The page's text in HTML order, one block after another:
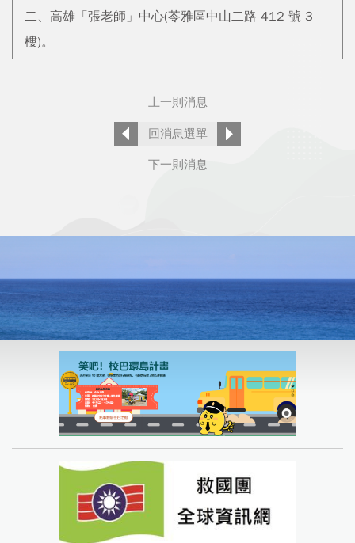
二、高雄「張老師」中心(苓雅區中山二路 412 號 3
樓)。
上一則消息
回消息選單
下一則消息